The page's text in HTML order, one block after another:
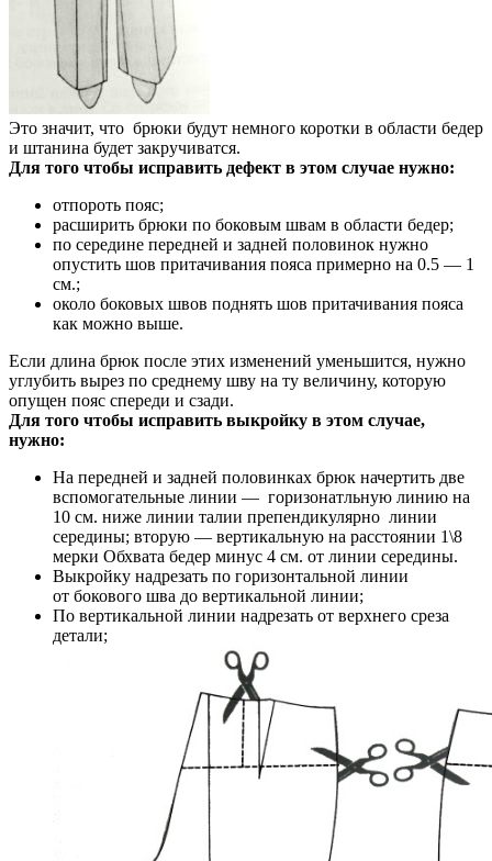
Это значит, что брюки будут немного коротки в области бедер
и штанина будет закручиватся.
Для того чтобы исправить дефект в этом случае нужно:
отпороть пояс;
расширить брюки по боковым швам в области бедер;
по середине передней и задней половинок нужно
опустить шов притачивания пояса примерно на 0.5 — 1
см.;
около боковых швов поднять шов притачивания пояса
как можно выше.
Если длина брюк после этих изменений уменьшится, нужно
углубить вырез по среднему шву на ту величину, которую
опущен пояс спереди и сзади.
Для того чтобы исправить выкройку в этом случае,
нужно:
На передней и задней половинках брюк начертить две
вспомогательные линии — горизонатльную линию на
10 см. ниже линии талии препендикулярно линии
середины; вторую — вертикальную на расстоянии 1\8
мерки Обхвата бедер минус 4 см. от линии середины.
Выкройку надрезать по горизонтальной линии
от бокового шва до вертикальной линии;
По вертикальной линии надрезать от верхнего среза
детали;